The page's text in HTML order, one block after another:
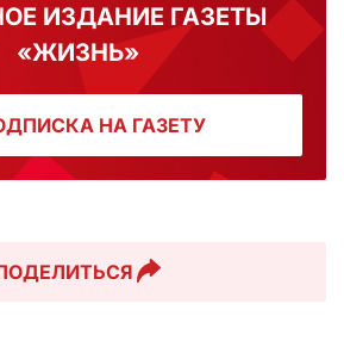
ИЗДАНИЕ ГАЗЕТЫ
«ЖИЗНЬ»
НА ГАЗЕТУ